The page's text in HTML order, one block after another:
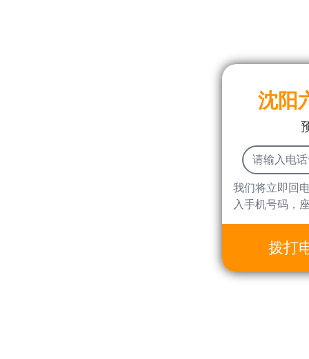
沈阳
我们将立即回
入手机号码，
拨打